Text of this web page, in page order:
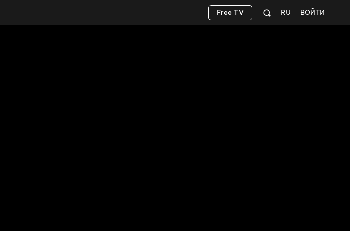
ВОЙТИ
RU
Free TV